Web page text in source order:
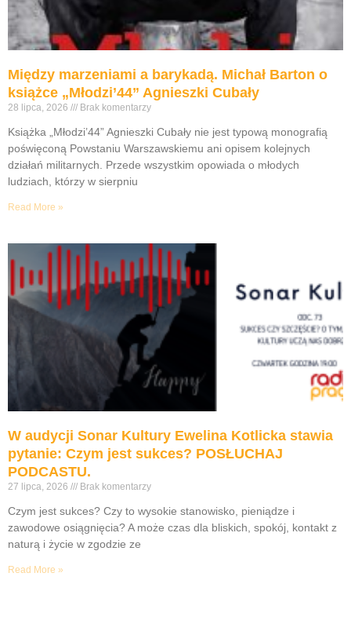
Między marzeniami a barykadą. Michał Barton o
książce „Młodzi’44” Agnieszki Cubały
28 lipca, 2026 Brak komentarzy
Książka „Młodzi’44” Agnieszki Cubały nie jest typową monografią
poświęconą Powstaniu Warszawskiemu ani opisem kolejnych
działań militarnych. Przede wszystkim opowiada o młodych
ludziach, którzy w sierpniu
Read More »
W audycji Sonar Kultury Ewelina Kotlicka stawia
pytanie: Czym jest sukces? POSŁUCHAJ
PODCASTU.
27 lipca, 2026 Brak komentarzy
Czym jest sukces? Czy to wysokie stanowisko, pieniądze i
zawodowe osiągnięcia? A może czas dla bliskich, spokój, kontakt z
naturą i życie w zgodzie ze
Read More »